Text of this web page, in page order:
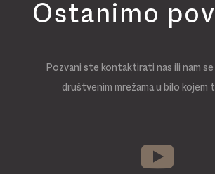
Ostanimo
Pozvani ste kontaktirati nas ili nam
društvenim mrežama u bilo kojem
